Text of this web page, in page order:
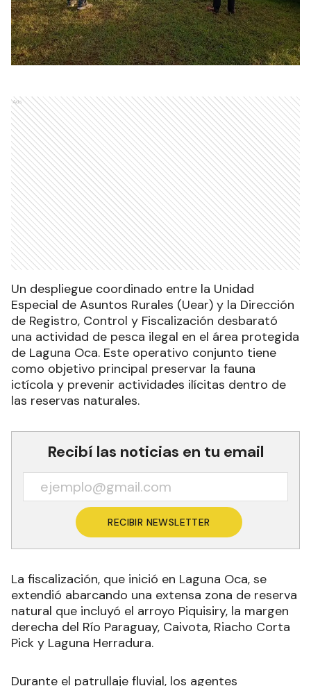
Ads
Un despliegue coordinado entre la Unidad
Especial de Asuntos Rurales (Uear) y la Dirección
de Registro, Control y Fiscalización desbarató
una actividad de pesca ilegal en el área protegida
de Laguna Oca. Este operativo conjunto tiene
como objetivo principal preservar la fauna
ictícola y prevenir actividades ilícitas dentro de
las reservas naturales.
Recibí las noticias en tu email
RECIBIR NEWSLETTER
La fiscalización, que inició en Laguna Oca, se
extendió abarcando una extensa zona de reserva
natural que incluyó el arroyo Piquisiry, la margen
derecha del Río Paraguay, Caivota, Riacho Corta
Pick y Laguna Herradura.
Durante el patrullaje fluvial, los agentes